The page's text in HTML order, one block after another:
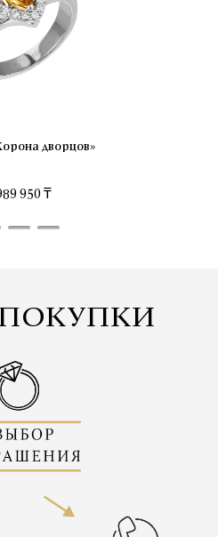
дворцов»
950 ₸